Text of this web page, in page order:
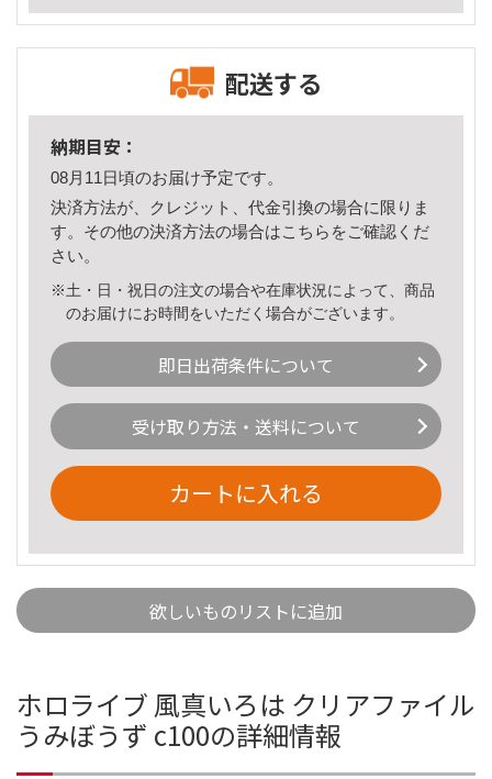
配送する
納期目安：
08月11日頃のお届け予定です。
決済方法が、クレジット、代金引換の場合に限りま
す。その他の決済方法の場合はこちら をご確認くだ
さい。
※土・日・祝日の注文の場合や在庫状況によって、商品
のお届けにお時間をいただく場合がございます。
即日出荷条件について
受け取り方法・送料について
カートに入れる
欲しいものリストに追加
ホロライブ 風真いろは クリアファイル
うみぼうず c100の詳細情報